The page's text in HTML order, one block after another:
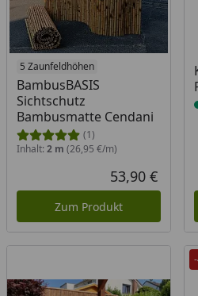
5 Zaunfeldhöhen
BambusBASIS
Sichtschutz
Bambusmatte Cendani
(1)
Inhalt: 2 m (26,95 €/m)
53,90 €
Zum Produkt